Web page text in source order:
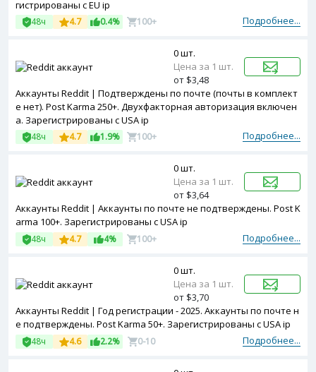
гистрированы с EU ip
Подробнее...
48ч 4.7 0.4% 100+
Аккаунты Reddit | Подтверждены по почте (почты в комплект
е нет). Post Karma 250+. Двухфакторная авторизация включен
а. Зарегистрированы с USA ip
Подробнее...
48ч 4.7 1.9% 100+
0 шт.
Цена за 1 шт.
от $3,48
Аккаунты Reddit | Аккаунты по почте не подтверждены. Post K
arma 100+. Зарегистрированы с USA ip
Подробнее...
48ч 4.7 4% 100+
0 шт.
Цена за 1 шт.
от $3,64
Аккаунты Reddit | Год регистрации - 2025. Аккаунты по почте н
е подтверждены. Post Karma 50+. Зарегистрированы с USA ip
Подробнее...
48ч 4.6 2.2% 0-10
0 шт.
Цена за 1 шт.
от $3,70